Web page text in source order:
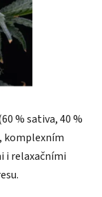
% sativa, 40 %
komplexním
i relaxačními